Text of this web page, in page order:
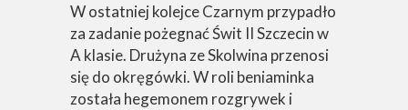
W ostatniej kolejce Czarnym przypadło
za zadanie pożegnać Świt II Szczecin w
A klasie. Drużyna ze Skolwina przenosi
się do okręgówki. W roli beniaminka
została hegemonem rozgrywek i